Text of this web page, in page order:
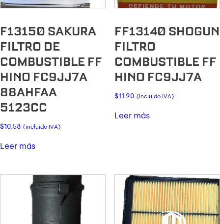
F13150 SAKURA
FILTRO DE
COMBUSTIBLE FF
HINO FC9JJ7A
88AHFAA
5123CC
$10.58 (incluido IVA)
Leer más
FF13140 SHOGUN
FILTRO
COMBUSTIBLE FF
HINO FC9JJ7A
$11.90 (incluido IVA)
Leer más